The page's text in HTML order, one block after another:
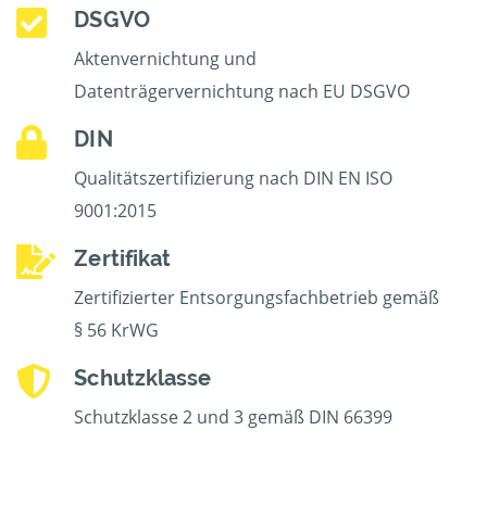
DSGVO
Aktenvernichtung und
Datenträgervernichtung nach EU DSGVO
DIN
Qualitätszertifizierung nach DIN EN ISO
9001:2015
Zertifikat
Zertifizierter Entsorgungsfachbetrieb gemäß
§ 56 KrWG
Schutzklasse
Schutzklasse 2 und 3 gemäß DIN 66399